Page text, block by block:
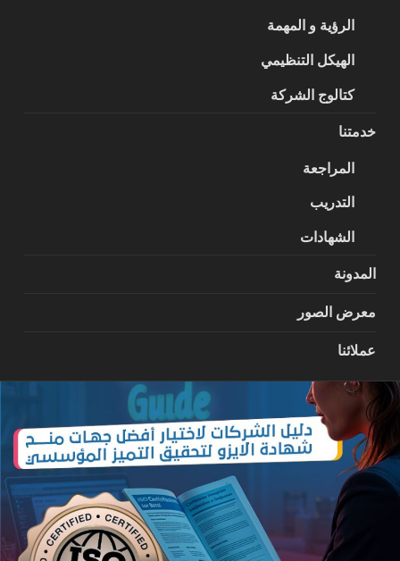
الرؤية و المهمة
الهيكل التنظيمي
كتالوج الشركة
خدمتنا
المراجعة
التدريب
الشهادات
المدونة
معرض الصور
عملائنا